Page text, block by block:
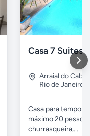
Arraial do Cabo
Rio de Janeiro
Casa para
máximo 20
churrasqueira,...